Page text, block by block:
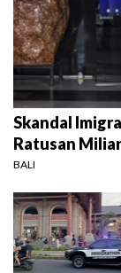
Skandal
Ratusan
BALI